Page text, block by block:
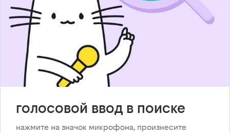
голосовой ввод в поиске
нажмите на значок микрофона, произнесите